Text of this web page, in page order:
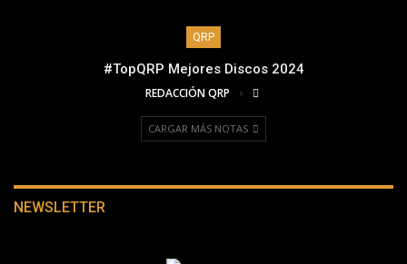
QRP
#TopQRP Mejores Discos 2024
REDACCIÓN QRP
CARGAR MÁS NOTAS
NEWSLETTER